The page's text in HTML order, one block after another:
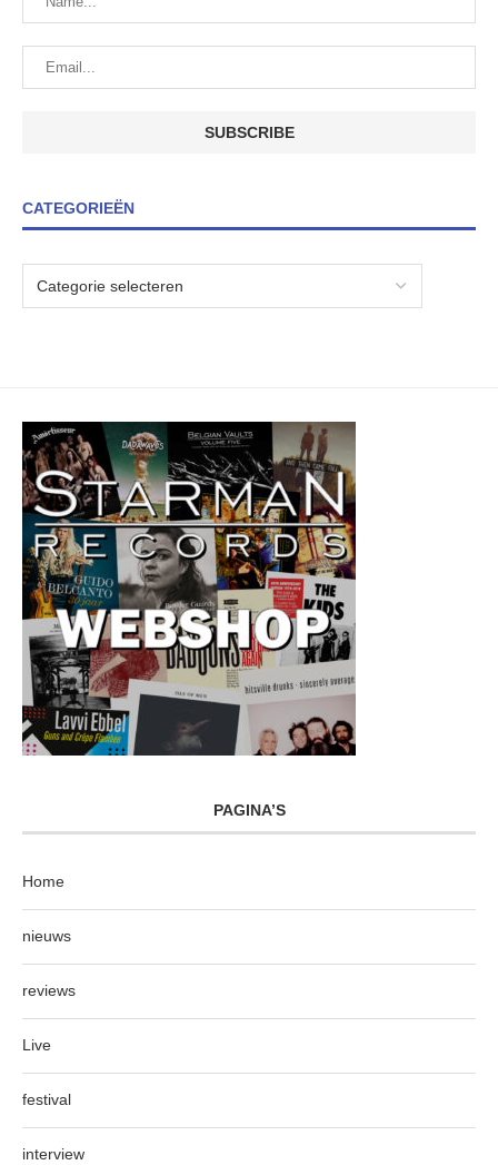
CATEGORIEËN
PAGINA’S
Home
nieuws
reviews
Live
festival
interview